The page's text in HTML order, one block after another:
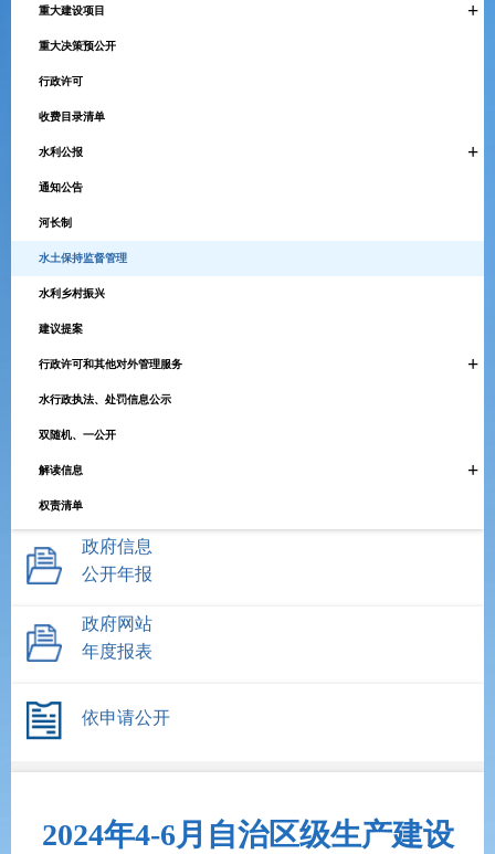
重大建设项目 +
重大决策预公开
行政许可
收费目录清单
水利公报 +
通知公告
河长制
水土保持监督管理
水利乡村振兴
建议提案
行政许可和其他对外管理服务 +
水行政执法、处罚信息公示
双随机、一公开
解读信息 +
权责清单
政府信息
公开年报
政府网站
年度报表
依申请公开
2024年4-6月自治区级生产建设